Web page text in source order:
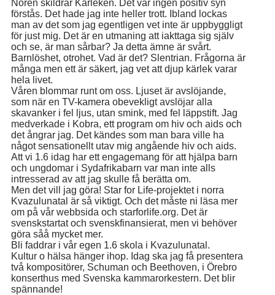
Noren skildrar Kärleken. Det var ingen positiv syn
förstås. Det hade jag inte heller trott. Ibland lockas
man av det som jag egentligen vet inte är uppbyggligt
för just mig. Det är en utmaning att iakttaga sig själv
och se, är man sårbar? Ja detta ämne är svårt.
Barnlöshet, otrohet. Vad är det? Slentrian. Frågorna är
många men ett är säkert, jag vet att djup kärlek varar
hela livet.
Våren blommar runt om oss. Ljuset är avslöjande,
som när en TV-kamera obevekligt avslöjar alla
skavanker i fel ljus, utan smink, med fel läppstift. Jag
medverkade i Kobra, ett program om hiv och aids och
det ångrar jag. Det kändes som man bara ville ha
något sensationellt utav mig angående hiv och aids.
Att vi 1.6 idag har ett engagemang för att hjälpa barn
och ungdomar i Sydafrikabarn var man inte alls
intresserad av att jag skulle få berätta om.
Men det vill jag göra! Star for Life-projektet i norra
Kvazulunatal är så viktigt. Och det måste ni läsa mer
om på vår webbsida och starforlife.org. Det är
svenskstartat och svenskfinansierat, men vi behöver
göra såå mycket mer.
Bli faddrar i vår egen 1.6 skola i Kvazulunatal.
Kultur o hälsa hänger ihop. Idag ska jag få presentera
två kompositörer, Schuman och Beethoven, i Örebro
konserthus med Svenska kammarorkestern. Det blir
spännande!